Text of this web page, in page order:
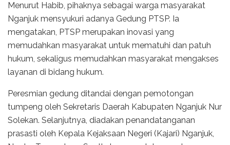
Menurut Habib, pihaknya sebagai warga masyarakat
Nganjuk mensyukuri adanya Gedung PTSP. Ia
mengatakan, PTSP merupakan inovasi yang
memudahkan masyarakat untuk mematuhi dan patuh
hukum, sekaligus memudahkan masyarakat mengakses
layanan di bidang hukum.
Peresmian gedung ditandai dengan pemotongan
tumpeng oleh Sekretaris Daerah Kabupaten Nganjuk Nur
Solekan. Selanjutnya, diadakan penandatanganan
prasasti oleh Kepala Kejaksaan Negeri (Kajari) Nganjuk,